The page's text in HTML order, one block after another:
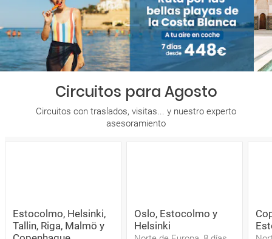
Circuitos para Agosto
Circuitos con traslados, visitas... y nuestro experto
asesoramiento
Estocolmo, Helsinki,
Tallin, Riga, Malmö y
Oslo, Estocolmo y
Helsinki